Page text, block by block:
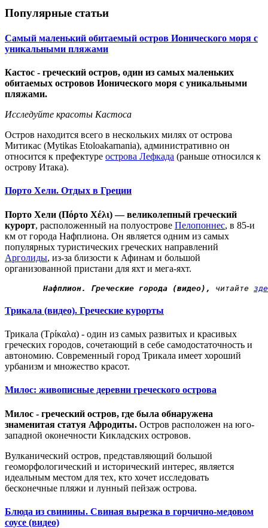
Популярные статьи
Самый маленький обитаемый остров Ионического моря с
уникальными пляжами
Кастос - греческий остров, один из самых маленьких
обитаемых островов Ионического моря с уникальными
пляжами.
Исследуйте красоты Кастоса
Остров находится всего в нескольких милях от острова
Митикас (Mytikas Etoloakarnania), административно он
относится к префектуре острова Лефкада (раньше относился к
острову Итака).
Порто Хели. Отдых в Греции
Порто Хели (Πόρτο Χέλι) — великолепный греческий
курорт, расположенный на полуострове Пелопоннес, в 85-и
км от города Нафплиона. Он является одним из самых
популярных туристических греческих направлений
Арголиды, из-за близости к Афинам и большой
организованной пристани для яхт и мега-яхт.
Нафплион. Греческие города (видео), читайте
Трикала (видео). Греческие курорты
Трикала (Τρίκαλα) - один из самых развитых и красивых
греческих городов, сочетающий в себе самодостаточность и
автономию. Современный город Трикала имеет хороший
урбанизм и множество красот.
Милос: живописные деревни греческого острова
Милос - греческий остров, где была обнаружена
знаменитая статуя Афродиты. Остров расположен на юго-
западной оконечности Кикладских островов.
Вулканический остров, представляющий большой
геоморфологический и исторический интерес, является
идеальным местом для тех, кто хочет исследовать
бесконечные пляжи и лунный пейзаж острова.
Блюда из свинины. Свиная вырезка в горчично-медовом
соусе (видео)